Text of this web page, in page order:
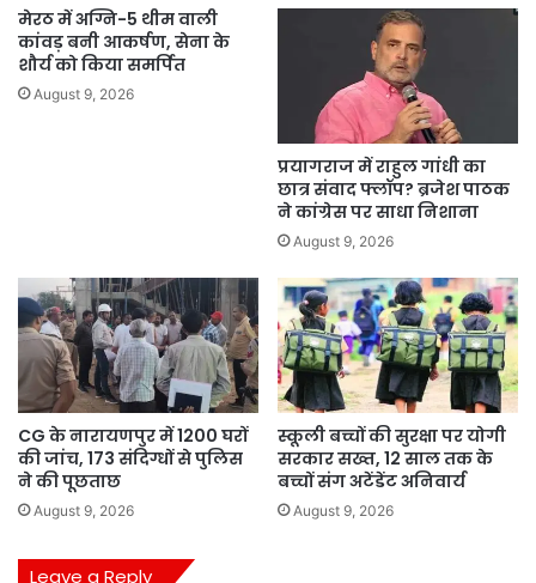
मेरठ में अग्नि-5 थीम वाली
कांवड़ बनी आकर्षण, सेना के
शौर्य को किया समर्पित
August 9, 2026
प्रयागराज में राहुल गांधी का
छात्र संवाद फ्लॉप? ब्रजेश पाठक
ने कांग्रेस पर साधा निशाना
August 9, 2026
CG के नारायणपुर में 1200 घरों
की जांच, 173 संदिग्धों से पुलिस
ने की पूछताछ
August 9, 2026
स्कूली बच्चों की सुरक्षा पर योगी
सरकार सख्त, 12 साल तक के
बच्चों संग अटेंडेंट अनिवार्य
August 9, 2026
Leave a Reply